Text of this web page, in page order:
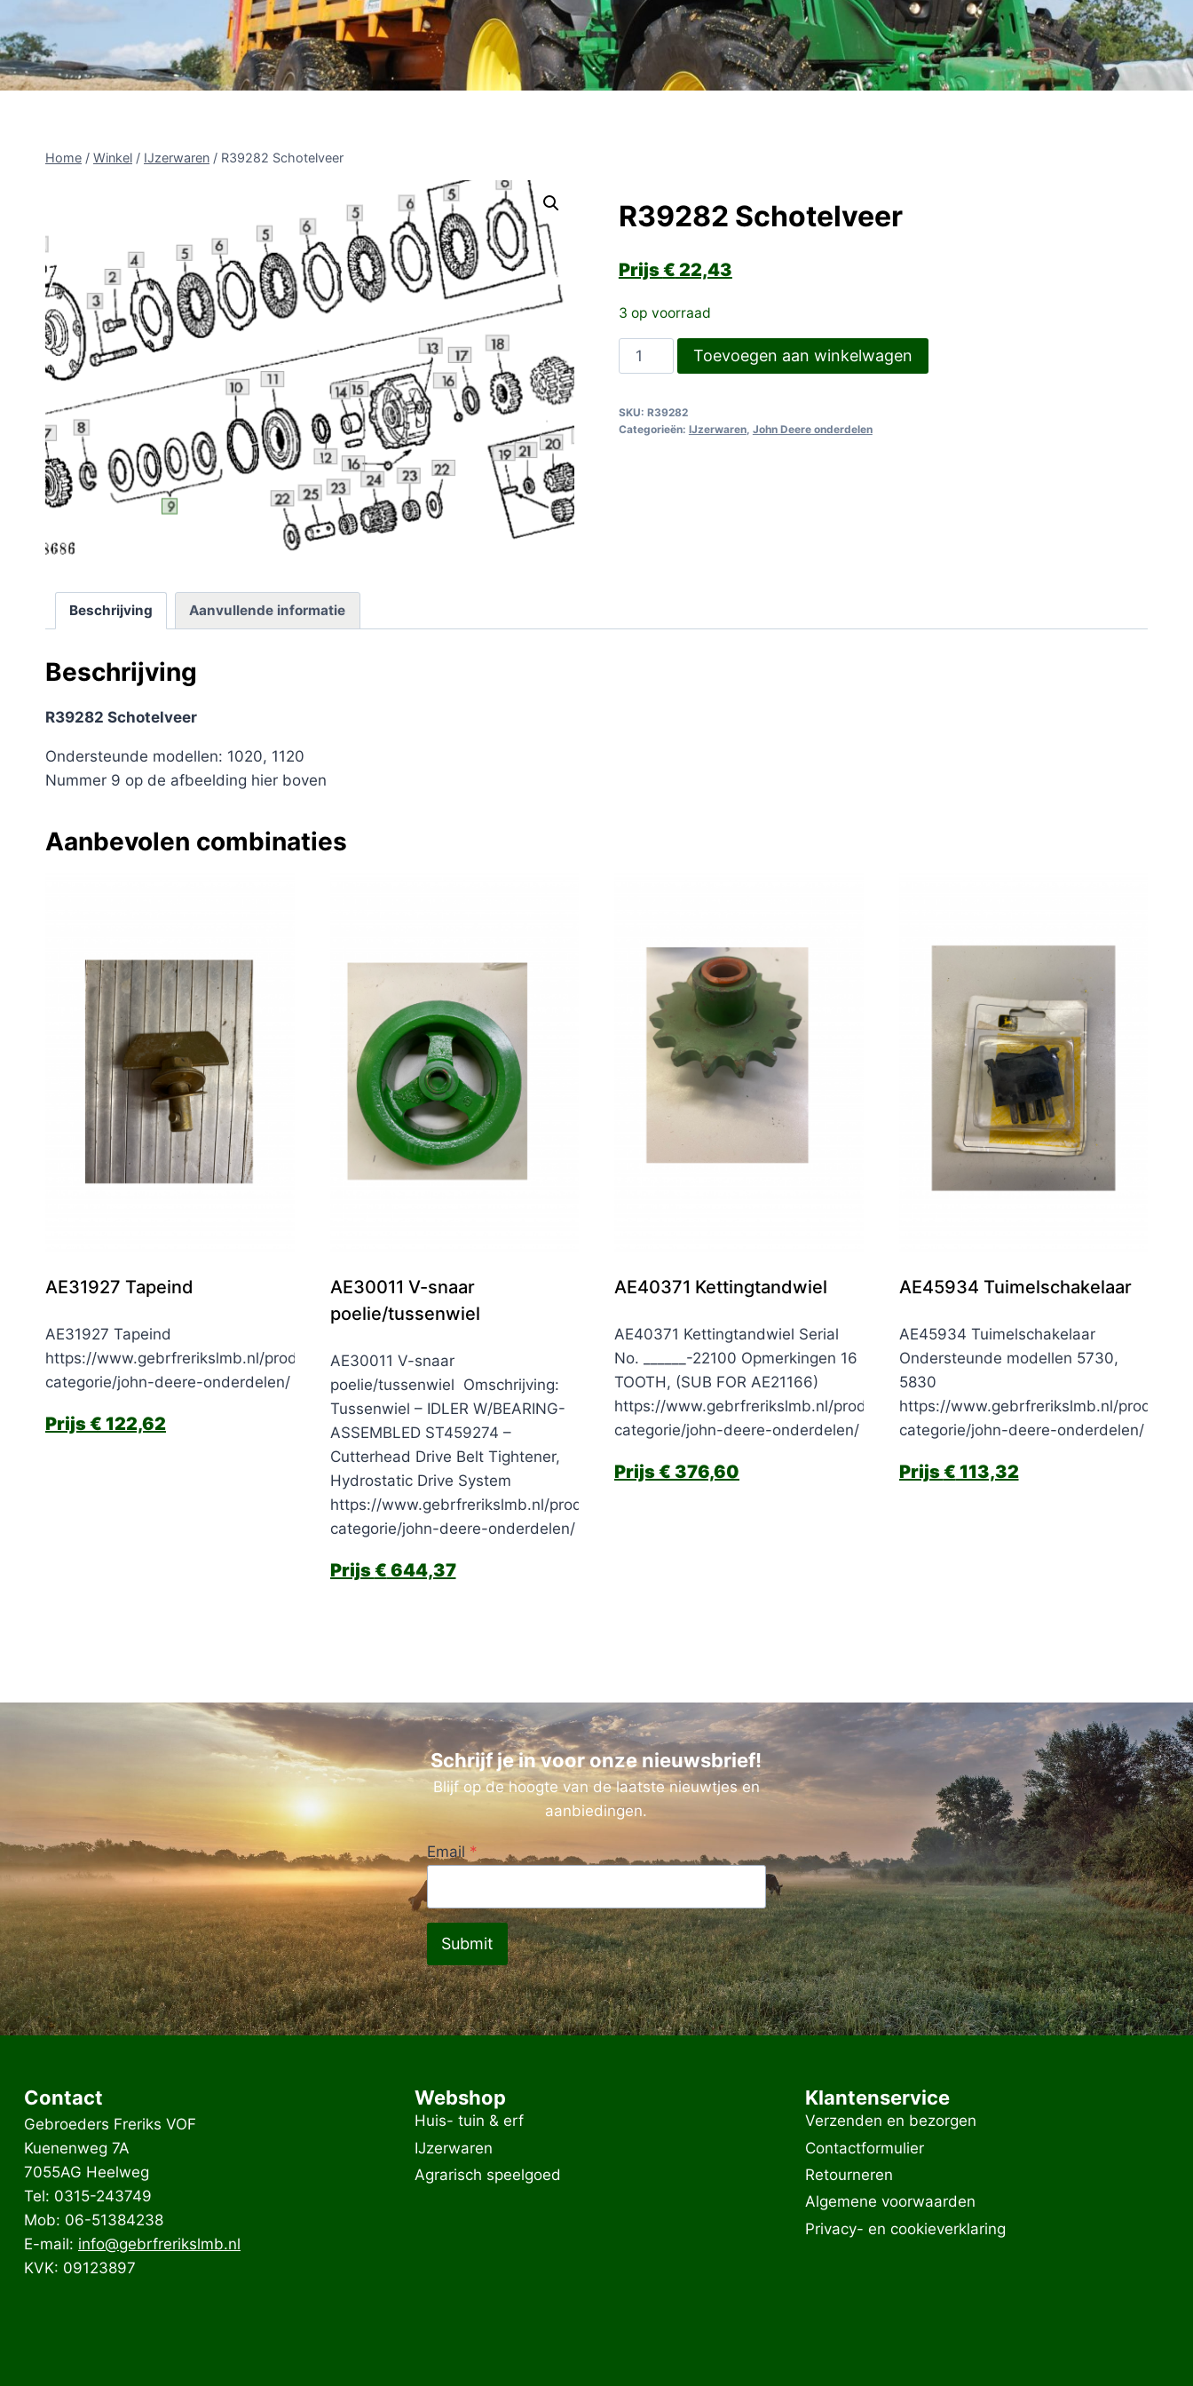
Home / Winkel / IJzerwaren / R39282 Schotelveer
R39282 Schotelveer
€ 22,43
3 op voorraad
R39282
Schotelveer
Toevoegen aan winkelwagen
SKU: R39282
Categorieën: IJzerwaren, John Deere onderdelen
Beschrijving Aanvullende informatie
Beschrijving
R39282 Schotelveer
Ondersteunde modellen: 1020, 1120
Nummer 9 op de afbeelding hier boven
Aanbevolen combinaties
AE31927 Tapeind
AE31927 Tapeind
https://www.gebrfrerikslmb.nl/product-
categorie/john-deere-onderdelen/
€ 122,62
AE30011 V-snaar
poelie/tussenwiel
AE30011 V-snaar
poelie/tussenwiel Omschrijving:
Tussenwiel – IDLER W/BEARING-
ASSEMBLED ST459274 –
Cutterhead Drive Belt Tightener,
Hydrostatic Drive System
https://www.gebrfrerikslmb.nl/product-
categorie/john-deere-onderdelen/
€ 644,37
AE40371 Kettingtandwiel
AE40371 Kettingtandwiel Serial
No. ______-22100 Opmerkingen 16
TOOTH, (SUB FOR AE21166)
https://www.gebrfrerikslmb.nl/product-
categorie/john-deere-onderdelen/
€ 376,60
AE45934 Tuimelschakelaar
AE45934 Tuimelschakelaar
Ondersteunde modellen 5730,
5830
https://www.gebrfrerikslmb.nl/product-
categorie/john-deere-onderdelen/
€ 113,32
Schrijf je in voor onze nieuwsbrief!
Blijf op de hoogte van de laatste nieuwtjes en
aanbiedingen.
Email *
Submit
Contact
Gebroeders Freriks VOF
Kuenenweg 7A
7055AG Heelweg
Tel: 0315-243749
Mob: 06-51384238
E-mail: info@gebrfrerikslmb.nl
KVK: 09123897
Webshop
Huis- tuin & erf
IJzerwaren
Agrarisch speelgoed
Klantenservice
Verzenden en bezorgen
Contactformulier
Retourneren
Algemene voorwaarden
Privacy- en cookieverklaring